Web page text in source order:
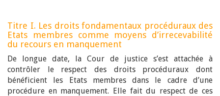
Titre I. Les droits fondamentaux procéduraux des
Etats membres comme moyens d’irrecevabilité
du recours en manquement
De longue date, la Cour de justice s’est attachée à
contrôler le respect des droits procéduraux dont
bénéficient les Etats membres dans le cadre d’une
procédure en manquement. Elle fait du respect de ces